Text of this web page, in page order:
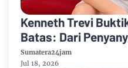
Kenneth Trevi
Batas: Dari
hingga Recording
Sumatera24jam
Jul 18, 2026